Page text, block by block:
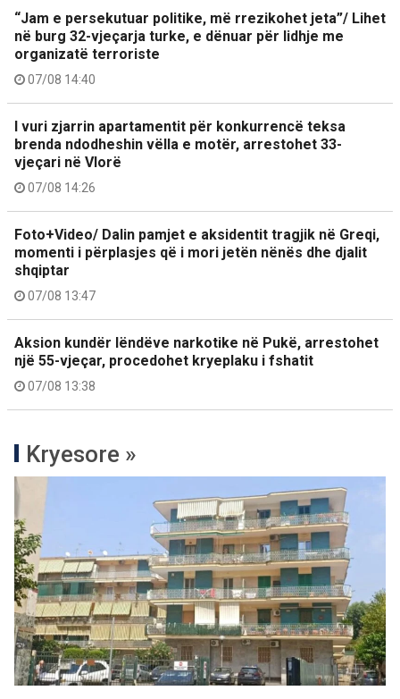
“Jam e persekutuar politike, më rrezikohet jeta”/ Lihet
në burg 32-vjeçarja turke, e dënuar për lidhje me
organizatë terroriste
07/08 14:40
I vuri zjarrin apartamentit për konkurrencë teksa
brenda ndodheshin vëlla e motër, arrestohet 33-
vjeçari në Vlorë
07/08 14:26
Foto+Video/ Dalin pamjet e aksidentit tragjik në Greqi,
momenti i përplasjes që i mori jetën nënës dhe djalit
shqiptar
07/08 13:47
Aksion kundër lëndëve narkotike në Pukë, arrestohet
një 55-vjeçar, procedohet kryeplaku i fshatit
07/08 13:38
Kryesore »